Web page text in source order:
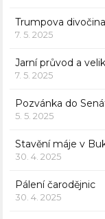
Trumpova divočina
7. 5. 2025
Jarní průvod a
7. 5. 2025
Pozvánka do
5. 5. 2025
Stavění máje v
30. 4. 2025
Pálení čarodějnic
30. 4. 2025